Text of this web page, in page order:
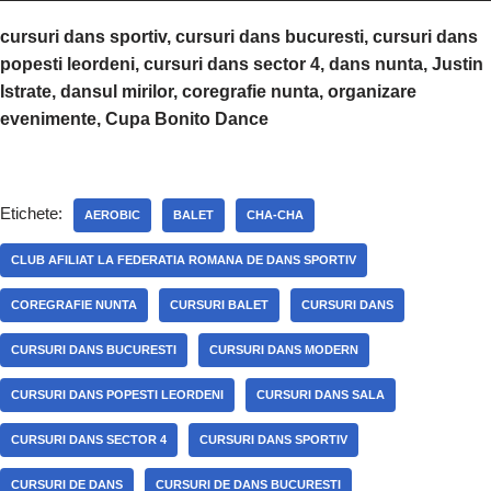
cursuri dans sportiv, cursuri dans bucuresti, cursuri dans
popesti leordeni, cursuri dans sector 4, dans nunta, Justin
Istrate, dansul mirilor, coregrafie nunta, organizare
evenimente, Cupa Bonito Dance
Etichete: AEROBIC BALET CHA-CHA
CLUB AFILIAT LA FEDERATIA ROMANA DE DANS SPORTIV
COREGRAFIE NUNTA CURSURI BALET CURSURI DANS
CURSURI DANS BUCURESTI CURSURI DANS MODERN
CURSURI DANS POPESTI LEORDENI CURSURI DANS SALA
CURSURI DANS SECTOR 4 CURSURI DANS SPORTIV
CURSURI DE DANS CURSURI DE DANS BUCURESTI